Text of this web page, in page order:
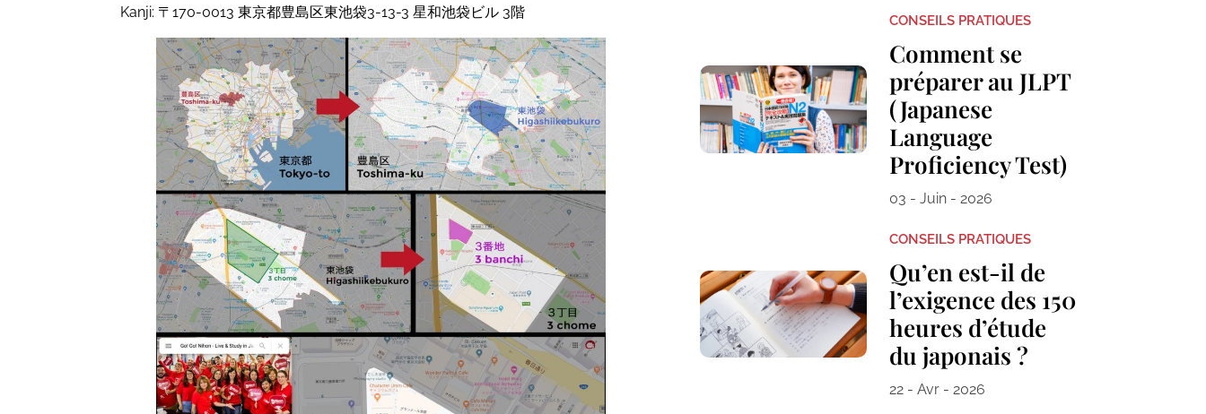
Kanji: 〒170-0013 東京都豊島区東池袋3-13-3 星和池袋ビル 3階
CONSEILS PRATIQUES
Comment se
préparer au JLPT
(Japanese
Language
Proficiency Test)
03 - Juin - 2026
CONSEILS PRATIQUES
Qu’en est-il de
l’exigence des 150
heures d’étude
du japonais ?
22 - Avr - 2026